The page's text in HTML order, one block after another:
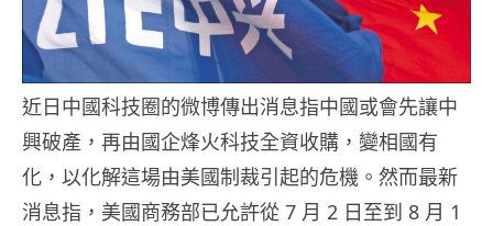
近日中國科技圈的微博傳出消息指中國或會先讓中
興破產，再由國企烽火科技全資收購，變相國有
化，以化解這場由美國制裁引起的危機。然而最新
消息指，美國商務部已允許從 7 月 2 日至到 8 月 1